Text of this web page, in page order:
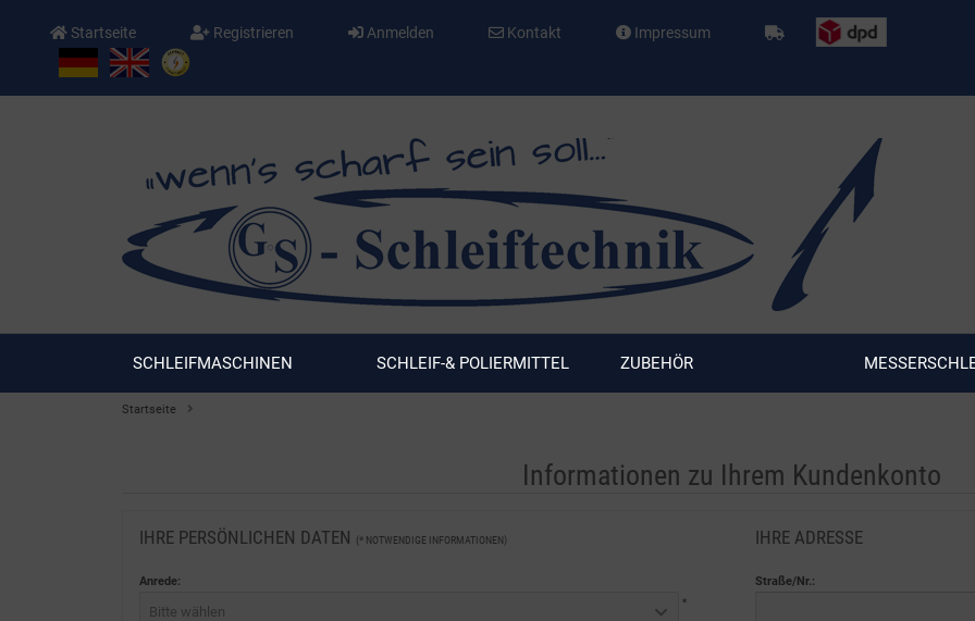
Startseite Registrieren Anmelden Kontakt Impressum
SCHLEIFMASCHINEN SCHLEIF-& POLIERMITTEL ZUBEHÖR
Startseite
Informationen zu Ihrem Kundenkonto
IHRE PERSÖNLICHEN DATEN (* NOTWENDIGE INFORMATIONEN)
Anrede:
Bitte wählen
*
IHRE ADRESSE
Straße/Nr.: